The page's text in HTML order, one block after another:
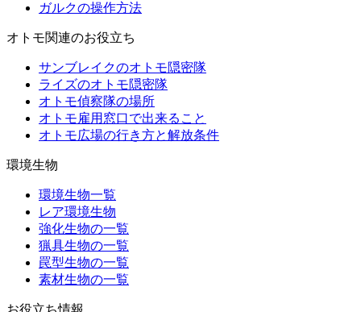
ガルクの操作方法
オトモ関連のお役立ち
サンブレイクのオトモ隠密隊
ライズのオトモ隠密隊
オトモ偵察隊の場所
オトモ雇用窓口で出来ること
オトモ広場の行き方と解放条件
環境生物
環境生物一覧
レア環境生物
強化生物の一覧
猟具生物の一覧
罠型生物の一覧
素材生物の一覧
お役立ち情報